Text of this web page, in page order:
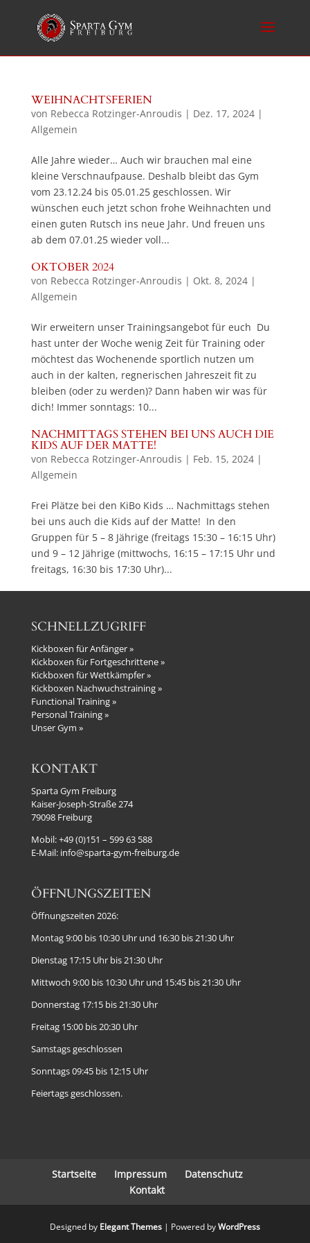
WEIHNACHTSFERIEN
von Rebecca Rotzinger-Anroudis | Dez. 17, 2024|
Allgemein
Alle Jahre wieder… Auch wir brauchen mal eine
kleine Verschnaufpause. Deshalb bleibt das Gym
vom 23.12.24 bis 05.01.25 geschlossen. Wir
wünschen euch jetzt schon frohe Weihnachten und
einen guten Rutsch ins neue Jahr. Und freuen uns
ab dem 07.01.25 wieder voll...
OKTOBER 2024
von Rebecca Rotzinger-Anroudis | Okt. 8, 2024|
Allgemein
Wir erweitern unser Trainingsangebot für euch Du
hast unter der Woche wenig Zeit für Training oder
möchtest das Wochenende sportlich nutzen um
auch in der kalten, regnerischen Jahreszeit fit zu
bleiben (oder zu werden)? Dann haben wir was für
dich! Immer sonntags: 10...
NACHMITTAGS STEHEN BEI UNS AUCH DIE
KIDS AUF DER MATTE!
von Rebecca Rotzinger-Anroudis | Feb. 15, 2024|
Allgemein
Frei Plätze bei den KiBo Kids … Nachmittags stehen
bei uns auch die Kids auf der Matte! In den
Gruppen für 5 – 8 Jährige (freitags 15:30 – 16:15 Uhr)
und 9 – 12 Jährige (mittwochs, 16:15 – 17:15 Uhr und
freitags, 16:30 bis 17:30 Uhr)...
SCHNELLZUGRIFF
Kickboxen für Anfänger »
Kickboxen für Fortgeschrittene »
Kickboxen für Wettkämpfer »
Kickboxen Nachwuchstraining »
Functional Training »
Personal Training »
Unser Gym »
KONTAKT
Sparta Gym Freiburg
Kaiser-Joseph-Straße 274
79098 Freiburg
Mobil:+49 (0)151 – 599 63 588
E-Mail: info@sparta-gym-freiburg.de
ÖFFNUNGSZEITEN
Öffnungszeiten 2026:
Montag 9:00 bis 10:30 Uhr und 16:30 bis 21:30 Uhr
Dienstag 17:15 Uhr bis 21:30 Uhr
Mittwoch 9:00 bis 10:30 Uhr und 15:45 bis 21:30 Uhr
Donnerstag 17:15 bis 21:30 Uhr
Freitag 15:00 bis 20:30 Uhr
Samstags geschlossen
Sonntags 09:45 bis 12:15 Uhr
Feiertags geschlossen.
Startseite Impressum
Datenschutz
Kontakt
Designed by Elegant Themes| Powered byWordPress